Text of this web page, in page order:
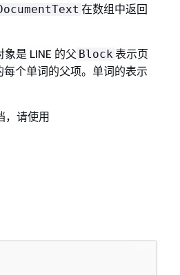
在数组中返回
象是 LINE 的父 Block表示页
每个单词的父项。单词的表示
，请使用